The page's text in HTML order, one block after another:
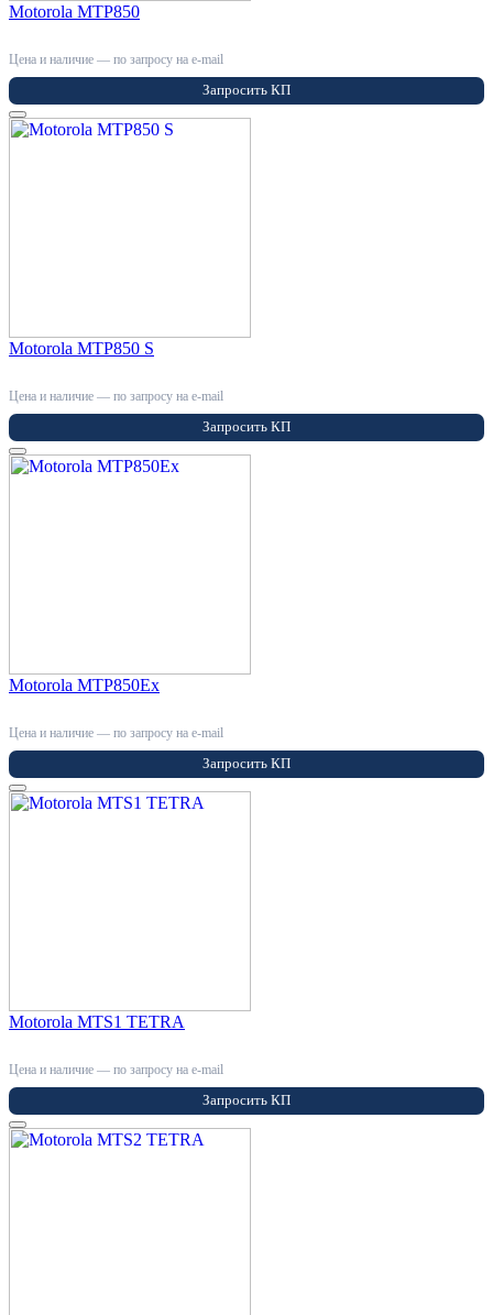
Motorola MTP850
Цена и наличие — по запросу на e-mail
Запросить КП
Motorola MTP850 S
Цена и наличие — по запросу на e-mail
Запросить КП
Motorola MTP850Ex
Цена и наличие — по запросу на e-mail
Запросить КП
Motorola MTS1 TETRA
Цена и наличие — по запросу на e-mail
Запросить КП